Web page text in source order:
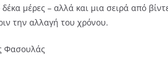
δέκα μέρες – αλλά και μια σειρά από
την αλλαγή του χρόνου.
Φασουλάς